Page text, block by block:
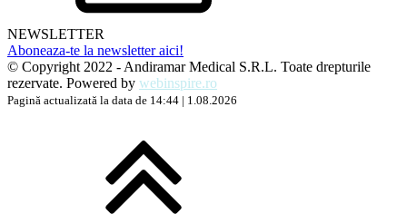
NEWSLETTER
Aboneaza-te la newsletter aici!
© Copyright 2022 - Andiramar Medical S.R.L. Toate drepturile
rezervate. Powered by webinspire.ro
Pagină actualizată la data de 14:44 | 1.08.2026